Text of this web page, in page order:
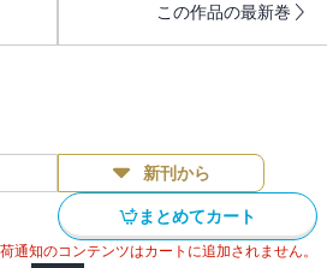
この作品の最新巻
新刊から
まとめてカート
通知のコンテンツはカートに追加されません。